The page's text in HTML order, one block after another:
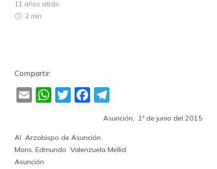
11 años atrás
2 min
Compartir:
EmailWhatsApp
TwitterFacebook
Asunción, 1º de junio del 2015
Al Arzobispo de Asunción
Mons. Edmundo Valenzuela Mellid
Asunción